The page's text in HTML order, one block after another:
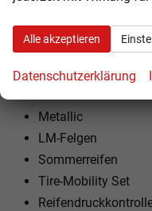
EXTRAS:
Dachreling
Doppelter
Metallic
LM-Felgen
Sommerreifen
Tire-Mobility Set
Alle akzeptieren
Datenschutzerklärung